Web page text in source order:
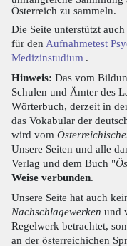
Österreich zu sammeln.
Die Seite unterstützt
für den Aufnahmetest
Medizinstudium .
Hinweis: Das vom
Schulen und Ämter des
Wörterbuch, derzeit in
das Vokabular der
wird vom
Unsere Seiten und alle
Verlag und dem Buch "
Weise verbunden.
Unsere Seite hat auch
Nachschlagewerken und
Regelwerk betrachtet,
an der österreichichen